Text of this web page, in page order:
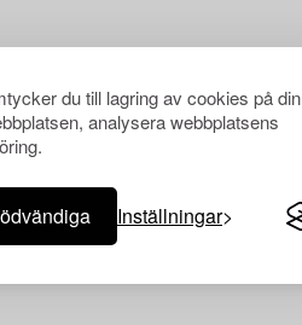
du till lagring av cookies på din
analysera webbplatsens
Inställningar